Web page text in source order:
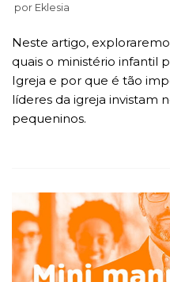
por Eklesia
Neste artigo,
quais o ministério infantil
Igreja e por que é tão
líderes da igreja invistam
pequeninos.